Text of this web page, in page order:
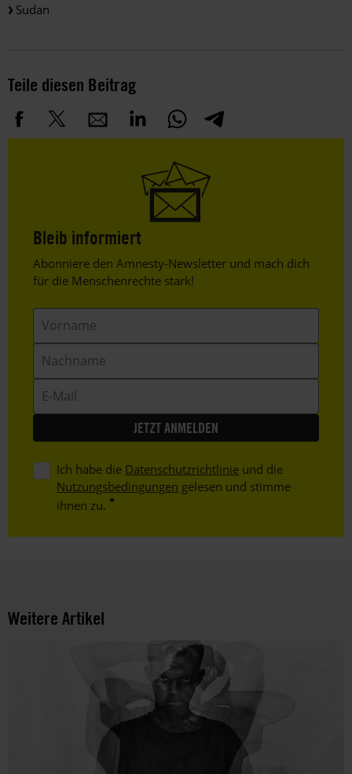
Sudan
Teile diesen Beitrag
Bleib informiert
Header
Text
Abonniere den Amnesty-Newsletter und mach dich
für die Menschenrechte stark!
Mail
Ich habe die Datenschutzrichtlinie und die
Nutzungsbedingungen gelesen und stimme
ihnen zu.
Weitere Artikel